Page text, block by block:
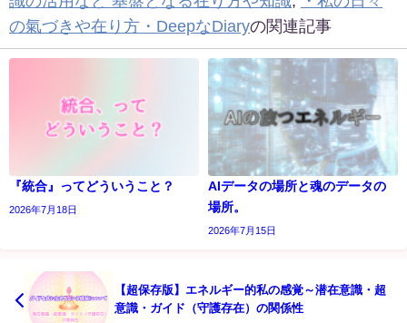
の氣づきや在り方・DeepなDiaryの関連記事
『統合』ってどういうこと？
2026年7月18日
AIデータの場所と魂のデータの
場所。
2026年7月15日
【超保存版】エネルギー的私の感覚～潜在意識・超
意識・ガイド（守護存在）の関係性